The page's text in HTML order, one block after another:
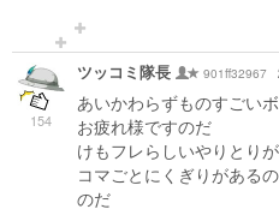
154
ツッコミ隊長 901ff32967
あいかわらずものすごい
お疲れ様ですのだ
けもフレらしいやりとり
コマごとにくぎりがある
のだ